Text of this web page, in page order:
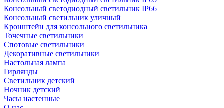
Консольный светодиодный светильник IP66
Консольный светильник уличный
Кронштейн для консольного светильника
Точечные светильники
Спотовые светильники
Декоративные светильники
Настольная лампа
Гирлянды
Светильник детский
Ночник детский
Часы настенные